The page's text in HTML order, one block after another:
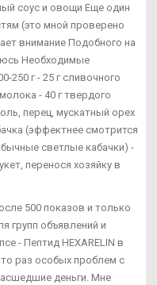
соус и овощи Еще один
(это мной проверено
внимание Подобного на
Необходимые
250 г - 25 г сливочного
- 40 г твердого
перец, мускатный орех
(эффектнее смотрится
светлые кабачки) -
перенося хозяйку в
500 показов и только
групп объявлений и
- Пептид HEXARELIN в
раз особых проблем с
деньги. Мне